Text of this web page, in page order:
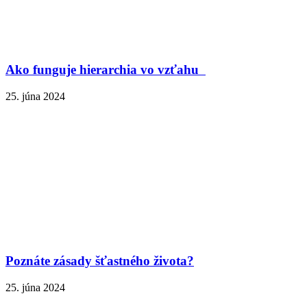
Ako funguje hierarchia vo vzťahu
25. júna 2024
Poznáte zásady šťastného života?
25. júna 2024